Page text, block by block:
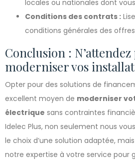
locales ou nationales dont
Conditions des contrats :
conditions générales des
Conclusion :
moderniser vos
Opter pour des solutions de
excellent moyen de moderniser
électrique sans contraintes
Idelec Plus, non seulement nous
le choix d’une solution adaptée,
notre expertise à votre service pour